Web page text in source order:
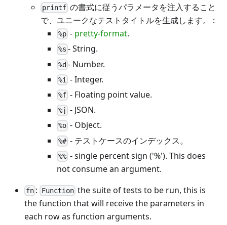
printf の書式に従うパラメータを注入すること
で、ユニークなテストタイトルを生成します。 :
%p - pretty-format.
%s - String.
%d - Number.
%i - Integer.
%f - Floating point value.
%j - JSON.
%o - Object.
%# - テストケースのインデックス。
%% - single percent sign ('%'). This does
not consume an argument.
fn : Functionthe suite of tests to be run, this is
the function that will receive the parameters in
each row as function arguments.